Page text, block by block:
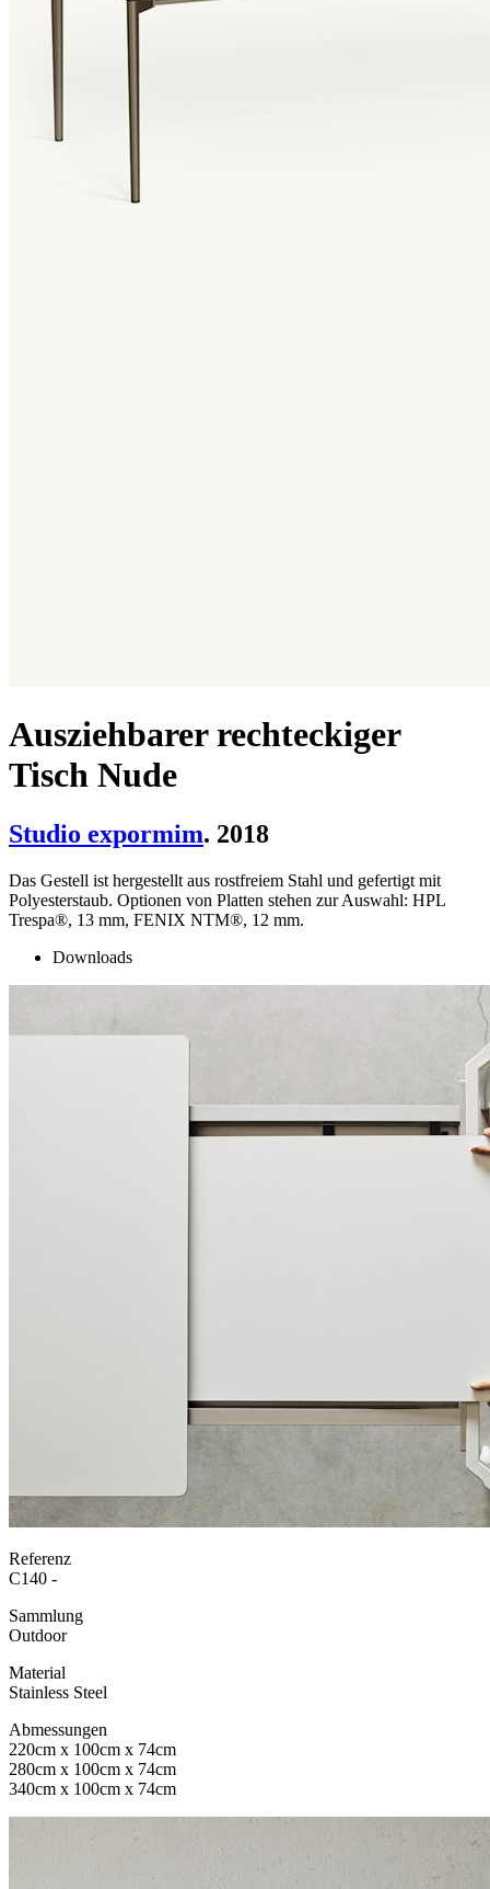
Ausziehbarer rechteckiger
Tisch Nude
Studio expormim. 2018
Das Gestell ist hergestellt aus rostfreiem Stahl und gefertigt mit
Polyesterstaub. Optionen von Platten stehen zur Auswahl: HPL
Trespa®, 13 mm, FENIX NTM®, 12 mm.
Downloads
Referenz
C140 -
Sammlung
Outdoor
Material
Stainless Steel
Abmessungen
220cm x 100cm x 74cm
280cm x 100cm x 74cm
340cm x 100cm x 74cm